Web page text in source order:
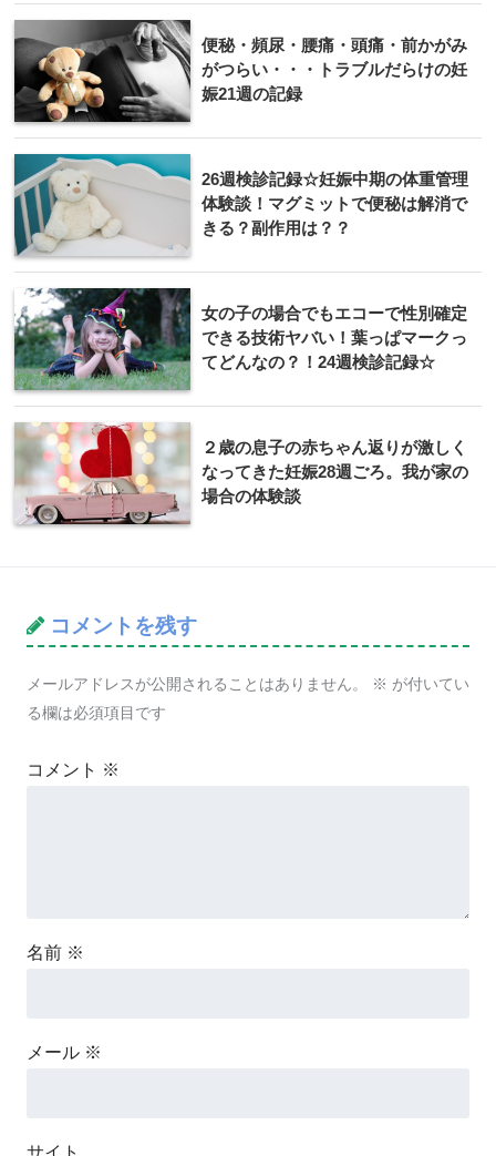
便秘・頻尿・腰痛・頭痛・前かがみ
がつらい・・・トラブルだらけの妊
娠21週の記録
26週検診記録☆妊娠中期の体重管理
体験談！マグミットで便秘は解消で
きる？副作用は？？
女の子の場合でもエコーで性別確定
できる技術ヤバい！葉っぱマークっ
てどんなの？！24週検診記録☆
２歳の息子の赤ちゃん返りが激しく
なってきた妊娠28週ごろ。我が家の
場合の体験談
コメントを残す
メールアドレスが公開されることはありません。 ※ が付いてい
る欄は必須項目です
コメント ※
名前 ※
メール ※
サイト